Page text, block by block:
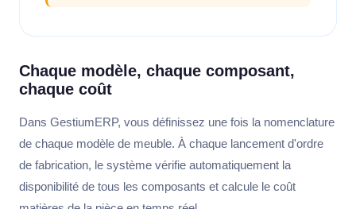
Chaque modèle, chaque composant,
chaque coût
Dans GestiumERP, vous définissez une fois la nomenclature
de chaque modèle de meuble. À chaque lancement d'ordre
de fabrication, le système vérifie automatiquement la
disponibilité de tous les composants et calcule le coût